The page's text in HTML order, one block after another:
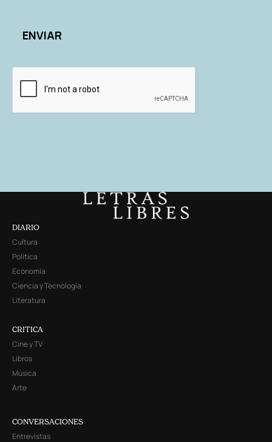
DIARIO
Cultura
Política
Economía
Ciencia y Tecnología
Literatura
CRITICA
Cine y TV
Libros
Música
Arte
CONVERSACIONES
Entrevistas